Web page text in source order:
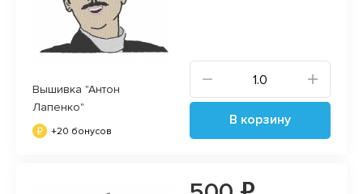
Вышивка "Антон
Лапенко"
+20 бонусов
В корзину